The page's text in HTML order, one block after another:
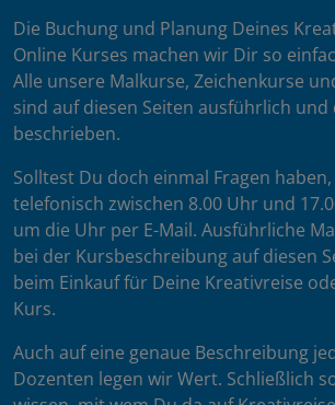
Die Buchung und Planung Deines
Online Kurses machen wir Dir so
Alle unsere Malkurse, Zeichenkurse
sind auf diesen Seiten ausführlich
beschrieben.
Solltest Du doch einmal Fragen
telefonisch zwischen 8.00 Uhr und
um die Uhr per E-Mail. Ausführliche
bei der Kursbeschreibung auf diesen
beim Einkauf für Deine Kreativreise
Kurs.
Auch auf eine genaue Beschreibung
Dozenten legen wir Wert. Schließlich